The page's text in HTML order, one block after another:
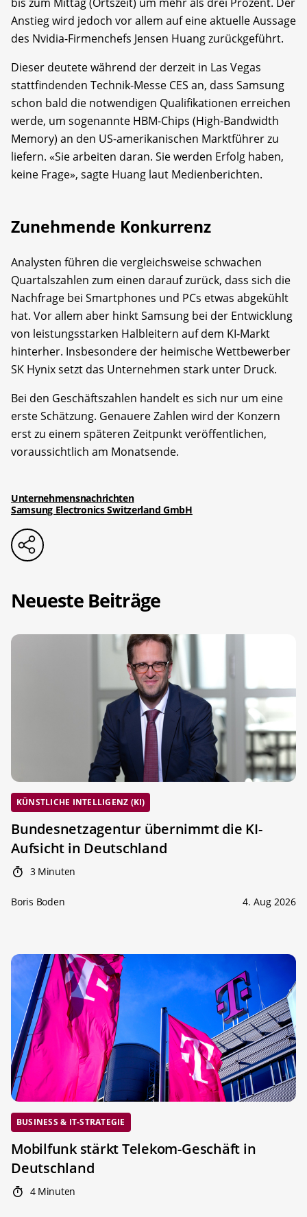
Anstieg wird jedoch vor allem auf eine aktuelle Aussage
des Nvidia-Firmenchefs Jensen Huang zurückgeführt.
Dieser deutete während der derzeit in Las Vegas
stattfindenden Technik-Messe CES an, dass Samsung
schon bald die notwendigen Qualifikationen erreichen
werde, um sogenannte HBM-Chips (High-Bandwidth
Memory) an den US-amerikanischen Marktführer zu
liefern. «Sie arbeiten daran. Sie werden Erfolg haben,
keine Frage», sagte Huang laut Medienberichten.
Zunehmende Konkurrenz
Analysten führen die vergleichsweise schwachen
Quartalszahlen zum einen darauf zurück, dass sich die
Nachfrage bei Smartphones und PCs etwas abgekühlt
hat. Vor allem aber hinkt Samsung bei der Entwicklung
von leistungsstarken Halbleitern auf dem KI-Markt
hinterher. Insbesondere der heimische Wettbewerber
SK Hynix setzt das Unternehmen stark unter Druck.
Bei den Geschäftszahlen handelt es sich nur um eine
erste Schätzung. Genauere Zahlen wird der Konzern
erst zu einem späteren Zeitpunkt veröffentlichen,
voraussichtlich am Monatsende.
Unternehmensnachrichten
Samsung Electronics Switzerland GmbH
Neueste Beiträge
KÜNSTLICHE INTELLIGENZ (KI)
Bundesnetzagentur übernimmt die KI-
Aufsicht in Deutschland
3 Minuten
Boris Boden 4. Aug 2026
BUSINESS & IT-STRATEGIE
Mobilfunk stärkt Telekom-Geschäft in
Deutschland
4 Minuten